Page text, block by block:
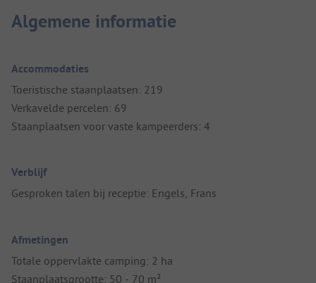
Algemene informatie
Accommodaties
Toeristische staanplaatsen: 219
Verkavelde percelen: 69
Staanplaatsen voor vaste kampeerders: 4
Verblijf
Gesproken talen bij receptie: Engels, Frans
Afmetingen
Totale oppervlakte camping: 2 ha
Staanplaatsgrootte: 50 - 70 m²